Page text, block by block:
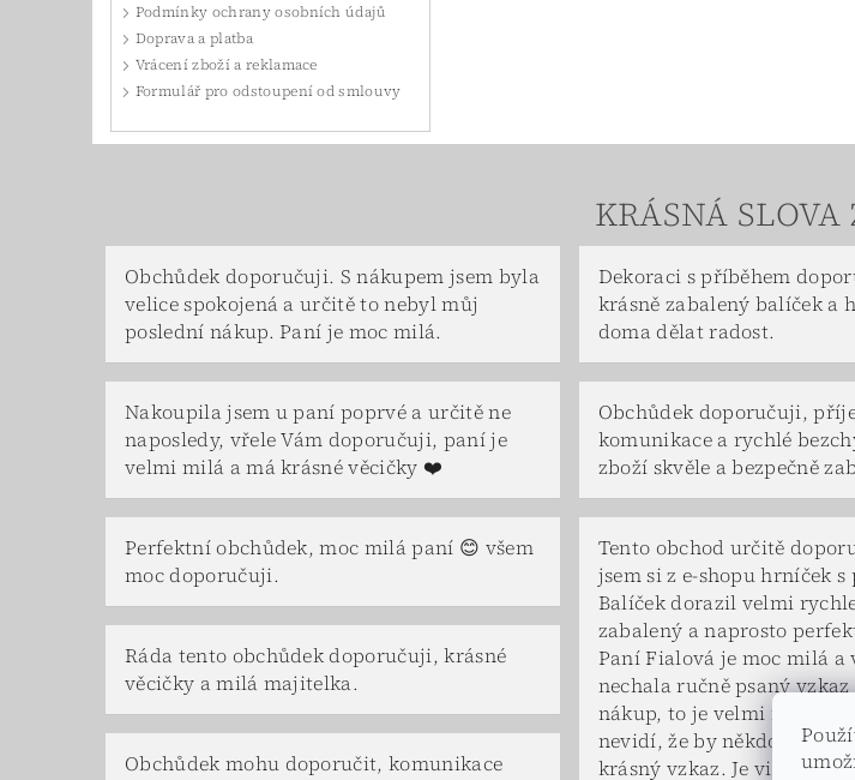
Podmínky ochrany osobních údajů
Doprava a platba
Vrácení zboží a reklamace
Formulář pro odstoupení od smlouvy
KRÁSNÁ
Obchůdek doporučuji. S nákupem jsem byla
velice spokojená a určitě to nebyl můj
poslední nákup. Paní je moc milá.
Nakoupila jsem u paní poprvé a určitě ne
naposledy, vřele Vám doporučuji, paní je
velmi milá a má krásné věcičky ❤️
Perfektní obchůdek, moc milá paní 😊 všem
moc doporučuji.
Ráda tento obchůdek doporučuji, krásné
věcičky a milá majitelka.
Obchůdek mohu doporučit, komunikace
Dekoraci s příběhem
krásně zabalený balíček a
doma dělat radost.
Obchůdek doporučuji,
komunikace a rychlé
zboží skvěle a bezpečně
Tento obchod určitě
jsem si z e-shopu hrníček s
Balíček dorazil velmi
zabalený a naprosto
Paní Fialová je moc milá a
nechala ručně psaný
nákup, to je velmi milé. To
nevidí, že by někdo
krásný vzkaz. Je vidět, že